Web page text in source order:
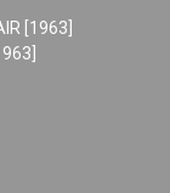
[1963]